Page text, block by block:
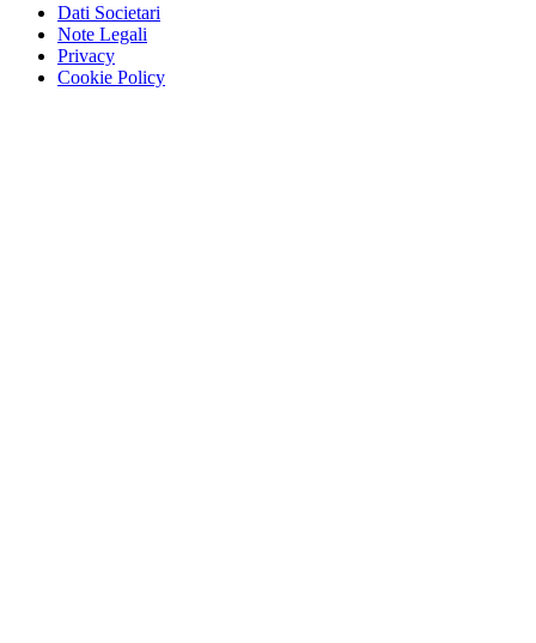
Dati Societari
Note Legali
Privacy
Cookie Policy